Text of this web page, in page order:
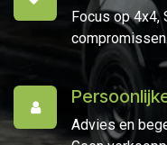
Focus op 4x4,
compromissen.
Advies en